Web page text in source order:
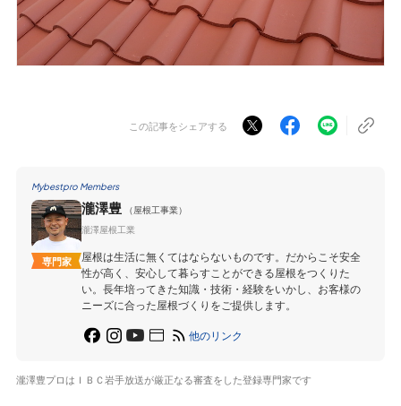
この記事をシェアする
Mybestpro Members
専門家
瀧澤豊
（屋根工事業）
瀧澤屋根工業
屋根は生活に無くてはならないものです。だからこそ安全
性が高く、安心して暮らすことができる屋根をつくりた
い。長年培ってきた知識・技術・経験をいかし、お客様の
ニーズに合った屋根づくりをご提供します。
他のリンク
瀧澤豊プロはＩＢＣ岩手放送が厳正なる審査をした登録専門家です